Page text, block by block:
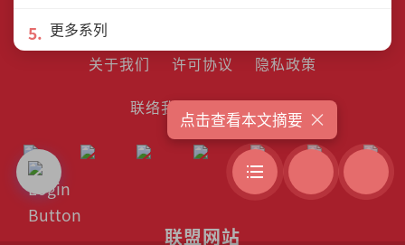
关于我们 许可协议
隐私政策
联络我们
作者列表
联盟网站
更多系列
点击查看本文摘要 ×